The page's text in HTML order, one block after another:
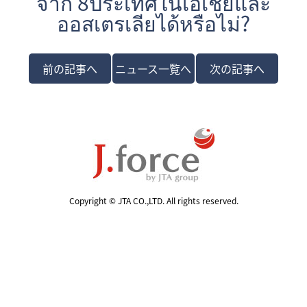
ออสเตรเลียได้หรือไม่?
前の記事へ ニュース一覧へ 次の記事へ
Copyright © JTA CO.,LTD. All rights reserved.